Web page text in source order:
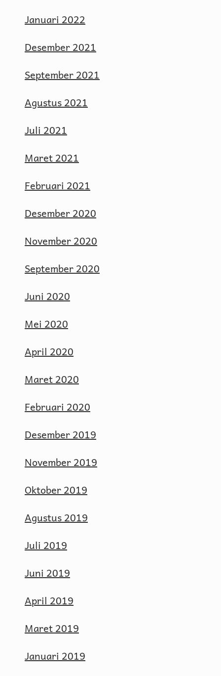
Januari 2022
Desember 2021
September 2021
Agustus 2021
Juli 2021
Maret 2021
Februari 2021
Desember 2020
November 2020
September 2020
Juni 2020
Mei 2020
April 2020
Maret 2020
Februari 2020
Desember 2019
November 2019
Oktober 2019
Agustus 2019
Juli 2019
Juni 2019
April 2019
Maret 2019
Januari 2019